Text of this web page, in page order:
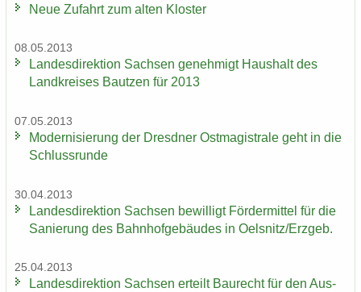
Neue Zu­fahrt zum alten Klos­ter
08.05.2013
Lan­des­di­rek­ti­on Sach­sen ge­neh­migt Haus­halt des
Land­krei­ses Baut­zen für 2013
07.05.2013
Mo­der­ni­sie­rung der Dresd­ner Ost­ma­gis­tra­le geht in die
Schluss­run­de
30.04.2013
Lan­des­di­rek­ti­on Sach­sen be­wil­ligt För­der­mit­tel für die
Sa­nie­rung des Bahn­hof­ge­bäu­des in Oels­nitz/Erz­geb.
25.04.2013
Lan­des­di­rek­ti­on Sach­sen er­teilt Bau­recht für den Aus­